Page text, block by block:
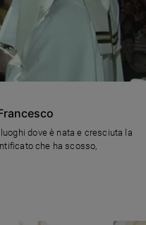
dove è nata e cresciuta la
che ha scosso,